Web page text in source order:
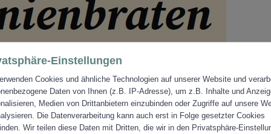
Einstellungen
Cookies und ähnliche Technologien auf unserer Website und
Daten von Ihnen (z.B. IP-Adresse), um z.B. Inhalte und
Medien von Drittanbietern einzubinden oder Zugriffe auf unsere
Die Datenverarbeitung kann auch erst in Folge gesetzter Cookies
Wir teilen diese Daten mit Dritten, die wir in den Privatsphäre-